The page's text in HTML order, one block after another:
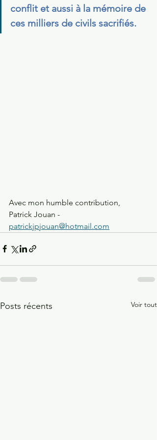
conflit et aussi à la mémoire de
ces milliers de civils sacrifiés.
Avec mon humble contribution,
Patrick Jouan -
patrickjpjouan@hotmail.com
Posts récents Voir tout